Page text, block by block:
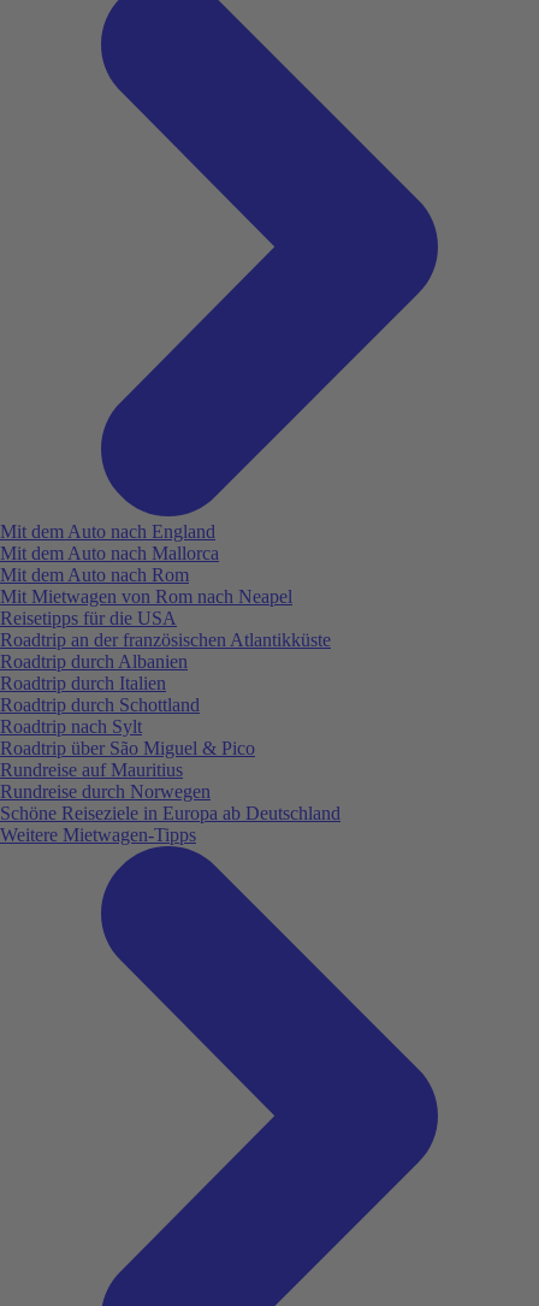
Mit dem Auto nach England
Mit dem Auto nach Mallorca
Mit dem Auto nach Rom
Mit Mietwagen von Rom nach Neapel
Reisetipps für die USA
Roadtrip an der französischen Atlantikküste
Roadtrip durch Albanien
Roadtrip durch Italien
Roadtrip durch Schottland
Roadtrip nach Sylt
Roadtrip über São Miguel & Pico
Rundreise auf Mauritius
Rundreise durch Norwegen
Schöne Reiseziele in Europa ab Deutschland
Weitere Mietwagen-Tipps